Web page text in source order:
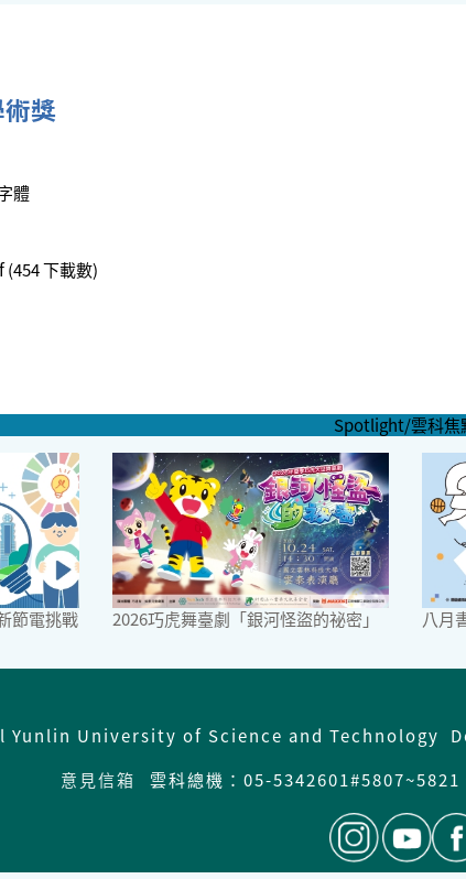
獎
體
(454 下載數)
Spotlight/雲科焦
節電挑戰
2026巧虎舞臺劇「銀河怪盜的祕密」 八月
Yunlin University of Science and Technology
意見信箱
雲科總機：05-